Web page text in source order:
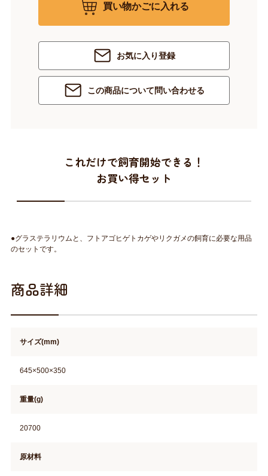
買い物かごに入れる
お気に入り登録
この商品について問い合わせる
これだけで飼育開始できる！
お買い得セット
●グラステラリウムと、フトアゴヒゲトカゲやリクガメの飼育に必要な用品
のセットです。
商品詳細
サイズ(mm)
645×500×350
重量(g)
20700
原材料